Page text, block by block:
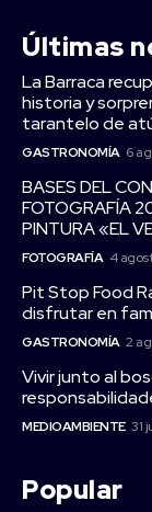
Últimas
La Barraca
historia y
tarantelo de
GASTRONOMÍA 6
BASES DEL
FOTOGRAFÍA
PINTURA «EL
FOTOGRAFÍA 4
Pit Stop Food
disfrutar en
GASTRONOMÍA 2
Vivir junto al
MEDIOAMBIENTE 31
Popular